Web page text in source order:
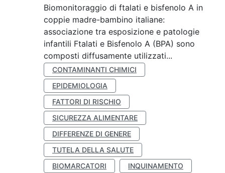
Biomonitoraggio di ftalati e bisfenolo A in
coppie madre-bambino italiane:
associazione tra esposizione e patologie
infantili Ftalati e Bisfenolo A (BPA) sono
composti diffusamente utilizzati...
CONTAMINANTI CHIMICI
EPIDEMIOLOGIA
FATTORI DI RISCHIO
SICUREZZA ALIMENTARE
DIFFERENZE DI GENERE
TUTELA DELLA SALUTE
BIOMARCATORI
INQUINAMENTO